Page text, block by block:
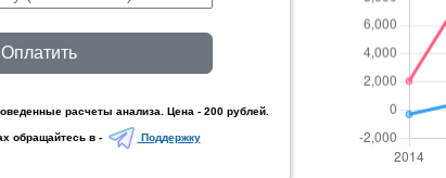
Оплатить
расчеты анализа. Цена - 200 рублей.
обращайтесь в - Поддержку